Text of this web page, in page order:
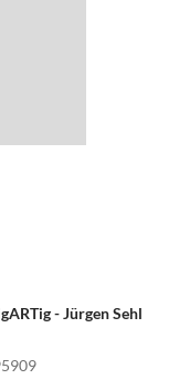
- Jürgen Sehl